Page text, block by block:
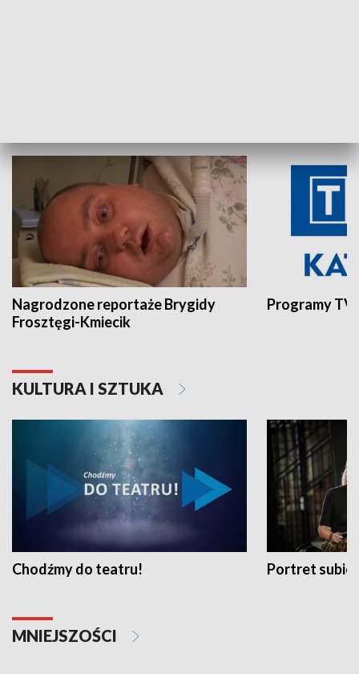
Nagrodzone reportaże Brygidy
Frosztęgi-Kmiecik
Programy
KULTURA I SZTUKA
Chodźmy do teatru! Portret
MNIEJSZOŚCI